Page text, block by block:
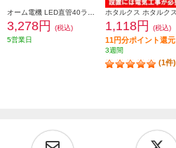
3,278円
(税込)
5営業日
1,118円 (税込)
11円分ポイント還元
3週間
(1件)